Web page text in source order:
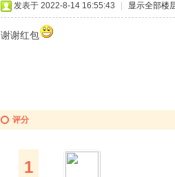
发表于 2022-8-14 16:55:43 显示全部楼
谢谢红包
评分
1